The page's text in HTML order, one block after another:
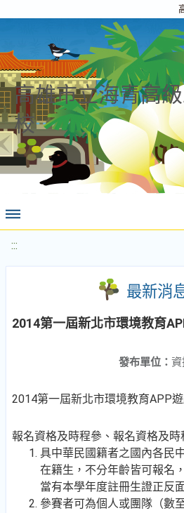
高雄市立海青高
校
:::
最新消
2014第一屆新北市環境教育
發布單位： 資
2014第一屆新北市環境教育APP
報名資格及時程參、報名資格及
具中華民國籍者之國內各民
在籍生，不分年齡皆可報名
當有本學年度註冊生證正反
參賽者可為個人或團隊（數